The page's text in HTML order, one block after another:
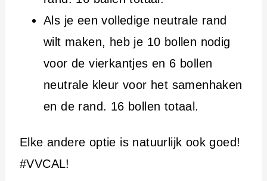
Als je een volledige neutrale rand
wilt maken, heb je 10 bollen nodig
voor de vierkantjes en 6 bollen
neutrale kleur voor het samenhaken
en de rand. 16 bollen totaal.
Elke andere optie is natuurlijk ook goed!
#VVCAL!